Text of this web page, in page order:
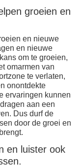
groeien en
en nieuwe
en nieuwe
om te groeien,
omarmen van
te verlaten,
onontdekte
ervaringen kunnen
aan een
Dus durf de
door de groei en
en luister ook